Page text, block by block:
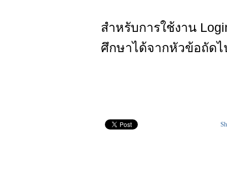
สำหรับการใช้งาน
ศึกษาได้จากหัวข้อถัด